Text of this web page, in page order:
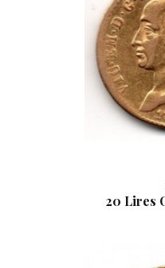
20 Lires